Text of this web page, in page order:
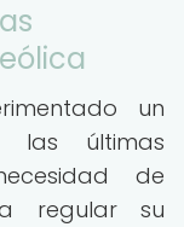
un
las últimas
de
regular su